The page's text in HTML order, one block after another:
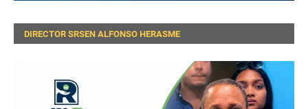
DIRECTOR SRSEN ALFONSO HERASME